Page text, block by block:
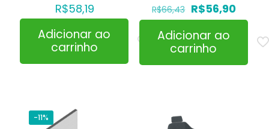
R$58,19
Adicionar ao
carrinho
R$66,43 O
preço
original
era:
R$66,43.
R$56,90O
preço
Adicionar ao
carrinho
-11%